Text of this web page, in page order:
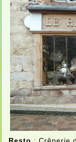
Resto : Crêperie